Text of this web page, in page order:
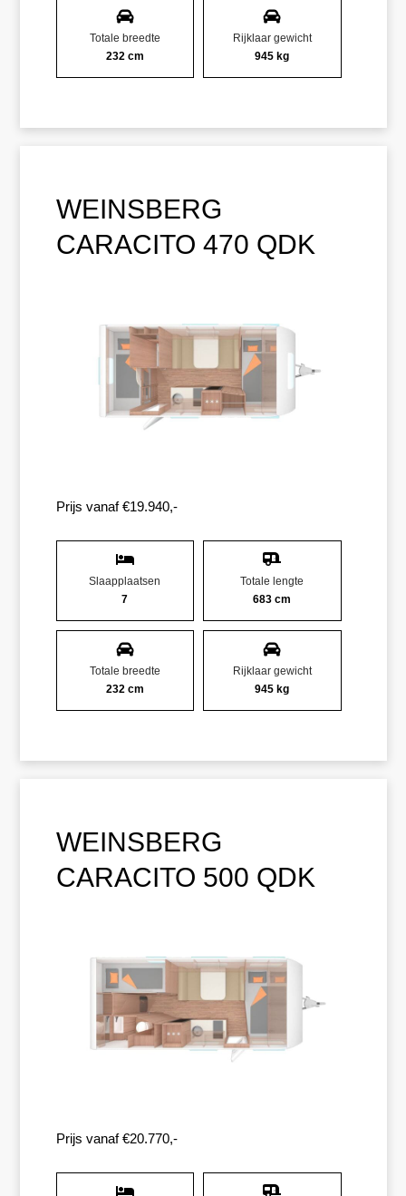
Totale breedte
232 cm
Rijklaar gewicht
945 kg
WEINSBERG
CARACITO 470 QDK
Prijs vanaf €19.940,-
Slaapplaatsen
7
Totale lengte
683 cm
Totale breedte
232 cm
Rijklaar gewicht
945 kg
WEINSBERG
CARACITO 500 QDK
Prijs vanaf €20.770,-